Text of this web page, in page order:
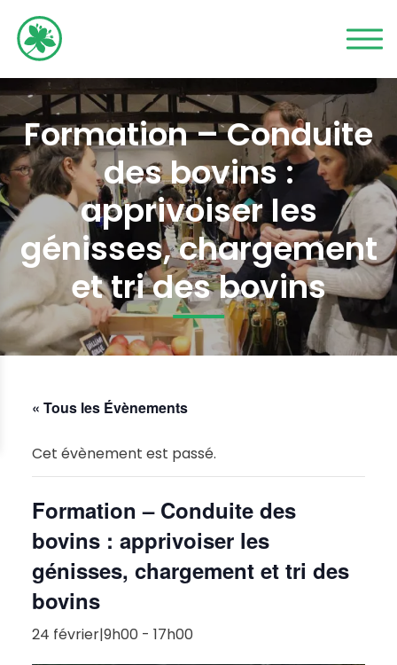
Formation – Conduite
des bovins :
apprivoiser les
génisses, chargement
et tri des bovins
« Tous les Évènements
Cet évènement est passé.
Formation – Conduite des
bovins : apprivoiser les
génisses, chargement et tri des
bovins
24 février|9h00 - 17h00